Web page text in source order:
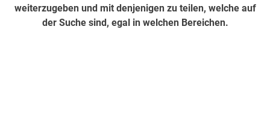
weiterzugeben und mit denjenigen zu teilen, welche auf
der Suche sind, egal in welchen Bereichen.